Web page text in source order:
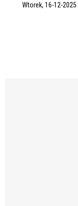
Wtorek, 16-12-2025